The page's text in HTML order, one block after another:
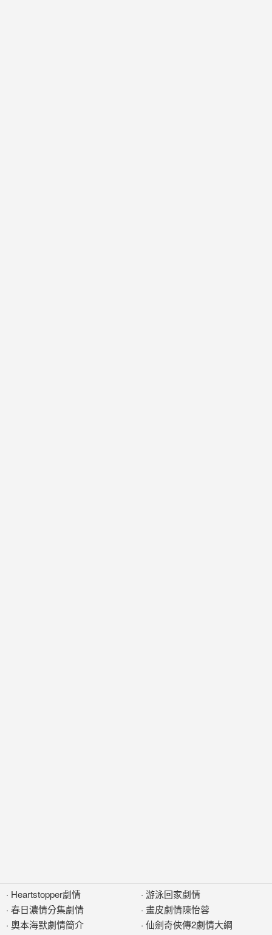
· Heartstopper劇情
· 春日濃情分集劇情
· 奧本海默劇情簡介
· 游泳回家劇情
· 畫皮劇情陳怡蓉
· 仙劍奇俠傳2劇情大綱